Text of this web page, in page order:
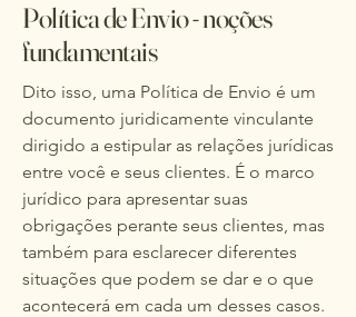
Política de Envio - noções
fundamentais
Dito isso, uma Política de Envio é um
documento juridicamente vinculante
dirigido a estipular as relações jurídicas
entre você e seus clientes. É o marco
jurídico para apresentar suas
obrigações perante seus clientes, mas
também para esclarecer diferentes
situações que podem se dar e o que
acontecerá em cada um desses casos.